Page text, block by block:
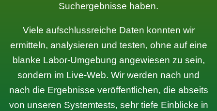
Suchergebnisse haben.
Viele aufschlussreiche Daten konnten wir
ermitteln, analysieren und testen, ohne auf eine
blanke Labor-Umgebung angewiesen zu sein,
sondern im Live-Web. Wir werden nach und
nach die Ergebnisse veröffentlichen, die abseits
von unseren Systemtests, sehr tiefe Einblicke in